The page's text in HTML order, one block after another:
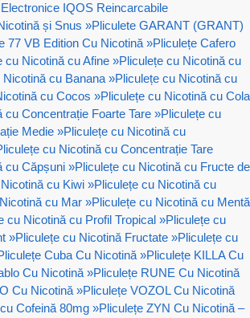
IQOS Reincarcabile
și Snus »Pliculete GARANT (GRANT)
77 VB Edition Cu Nicotină »Pliculețe Cafero
cu Nicotină cu Afine »Pliculețe cu Nicotină cu
Nicotină cu Banana »Pliculețe cu Nicotină cu
cu Cocos »Pliculețe cu Nicotină cu Cola
cu Concentrație Foarte Tare »Pliculețe cu
Medie »Pliculețe cu Nicotină cu
cu Nicotină cu Concentrație Tare
cu Căpșuni »Pliculețe cu Nicotină cu Fructe de
cu Kiwi »Pliculețe cu Nicotină cu
cu Mar »Pliculețe cu Nicotină cu Mentă
cu Nicotină cu Profil Tropical »Pliculețe cu
»Pliculețe cu Nicotină Fructate »Pliculețe cu
Cuba Cu Nicotină »Pliculețe KILLA Cu
Cu Nicotină »Pliculețe RUNE Cu Nicotină
Cu Nicotină »Pliculețe VOZOL Cu Nicotină
Cofeină 80mg »Pliculețe ZYN Cu Nicotină –